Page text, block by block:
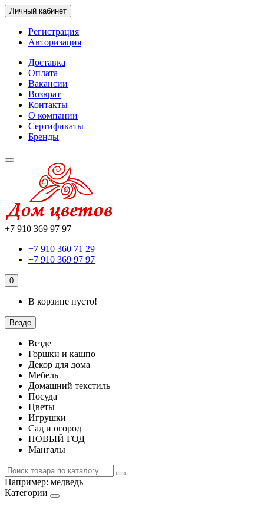
Личный кабинет
Регистрация
Авторизация
Доставка
Оплата
Вакансии
Возврат
Контакты
О компании
Сертификаты
Бренды
+7 910 369 97 97
+7 910 360 71 29
+7 910 369 97 97
0
В корзине пусто!
Везде
Везде
Горшки и кашпо
Декор для дома
Мебель
Домашний текстиль
Посуда
Цветы
Игрушки
Сад и огород
НОВЫЙ ГОД
Мангалы
Например: медведь
Категории